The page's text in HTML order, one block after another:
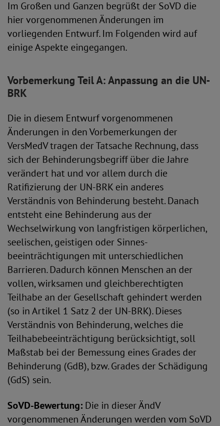
Im Großen und Ganzen begrüßt der SoVD die
hier vorgenommenen Änderungen im
vorliegenden Entwurf. Im Folgenden wird auf
einige Aspekte eingegangen.
Vorbemerkung Teil A: Anpassung an die UN-
BRK
Die in diesem Entwurf vorgenommenen
Änderungen in den Vorbemerkungen der
VersMedV tragen der Tatsache Rechnung, dass
sich der Behinderungsbegriff über die Jahre
verändert hat und vor allem durch die
Ratifizierung der UN-BRK ein anderes
Verständnis von Behinderung besteht. Danach
entsteht eine Behinderung aus der
Wechselwirkung von langfristigen körperlichen,
seelischen, geistigen oder Sinnes­
beeinträchtigungen mit unterschiedlichen
Barrieren. Dadurch können Menschen an der
vollen, wirksamen und gleichberechtigten
Teilhabe an der Gesellschaft gehindert werden
(so in Artikel 1 Satz 2 der UN-BRK). Dieses
Verständnis von Behinderung, welches die
Teilhabebeeinträchtigung berücksichtigt, soll
Maßstab bei der Bemessung eines Grades der
Behinderung (GdB), bzw. Grades der Schädigung
(GdS) sein.
SoVD-Bewertung: Die in dieser ÄndV
vorgenommenen Änderungen werden vom SoVD